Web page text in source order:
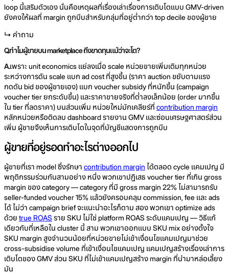
loop นี้เสริมตัวเอง นั่นคือเหตุผลที่เรื่องเล่าเรื่องการเติบโตแบบ GMV-driven
ยังคงให้ผลที่ margin ถูกบีบสำหรับกลุ่มที่อยู่ต่ำกว่า top decile ของผู้ขาย
↳ คำถาม
Q.ทำไมผู้ขายบน marketplace ถึงขาดทุนแม้ว่าจะโต?
A.เพราะ unit economics แย่ลงเมื่อ scale หน่วยขายเพิ่มเติมทุกหน่วย
ระหว่างการดัน scale แบก ad cost ที่สูงขึ้น (ราคา auction ขยับตามแรง
กดดัน bid ของผู้ขายเอง) แบก voucher subsidy ที่หนักขึ้น (campaign
voucher tier ยกระดับขึ้น) และราคาขายจริงที่ต่ำลงเล็กน้อย (order มากขึ้น
ใน tier ที่ลดราคา) บนส่วนเพิ่ม หน่วยใหม่มักเคลียร์ที่ contribution margin
หลักหน่วยหรือติดลบ dashboard รายงาน GMV และซ่อนเศรษฐศาสตร์ส่วน
เพิ่ม ผู้ขายจึงเห็นการเติบโตในจุดที่บัญชีแสดงการถูกบีบ
ผู้ขายที่อยู่รอดทำอะไรต่างออกไป
ผู้ขายที่เรา model ซึ่งรักษา contribution margin ได้ตลอด cycle แคมเปญ มี
พฤติกรรมร่วมกันสามอย่าง หนึ่ง พวกเขาปฏิเสธ voucher tier ที่เกิน gross
margin ของ category — category ที่มี gross margin 22% ไม่สามารถรับ
seller-funded voucher 15% แล้วยังครอบคลุม commission, fee และ ads
ได้ ไม่ว่า campaign brief จะแนะนำอะไรก็ตาม สอง พวกเขา optimize ads
ด้วย true ROASราย SKU ไม่ใช่ platform ROAS ระดับแคมเปญ — วิธีแก้
เดียวกับที่เหลือใน cluster นี้ สาม พวกเขาออกแบบ SKU mix อย่างตั้งใจ
SKU margin สูงจำนวนน้อยที่หน่วยขายไม่เข้าเงื่อนไขแคมเปญมาช่วย
cross-subsidise volume ที่เข้าเงื่อนไขแคมเปญ แคมเปญสร้างเรื่องเล่าการ
เติบโตของ GMV ส่วน SKU ที่ไม่เข้าแคมเปญสร้าง margin ที่นำมาหล่อเลี้ยง
มัน